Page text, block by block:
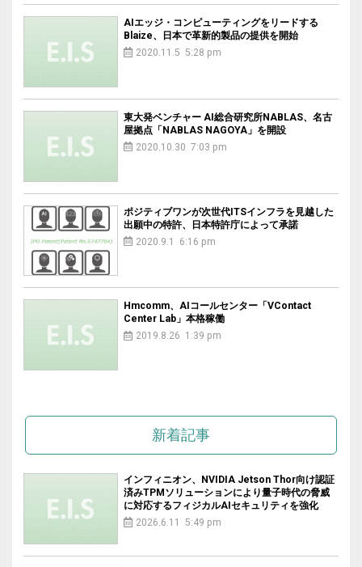
AIエッジ・コンピューティングをリードする
Blaize、日本で革新的製品の提供を開始
2020.11.5 5:28 pm
東大発ベンチャー AI総合研究所NABLAS、名古
屋拠点「NABLAS NAGOYA」を開設
2020.10.30 7:03 pm
ポジティブワンが次世代ITSインフラを見越した
出願中の特許、日本特許庁によって承諾
2020.9.1 6:16 pm
Hmcomm、AIコールセンター「VContact
Center Lab」本格稼働
2019.8.26 1:39 pm
新着記事
インフィニオン、NVIDIA Jetson Thor向け認証
済みTPMソリューションにより量子時代の脅威
に対応するフィジカルAIセキュリティを強化
2026.6.11 5:49 pm